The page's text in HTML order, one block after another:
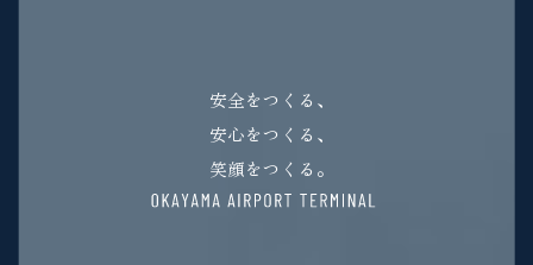
安全をつくる、
安心をつくる、
笑顔をつくる。